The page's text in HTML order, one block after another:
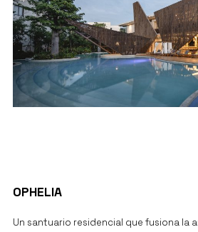
OPHELIA
Un santuario residencial que fusiona la